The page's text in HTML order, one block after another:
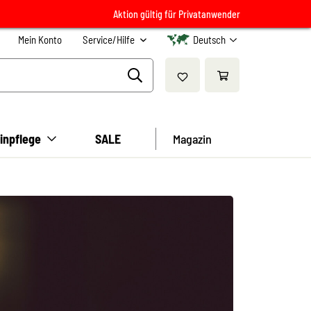
Aktion gültig für Privatanwender
Mein Konto Service/Hilfe Deutsch
SALE Magazin